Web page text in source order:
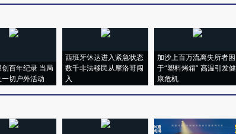
百年纪录 当局
切户外活动
西班牙休达进入紧急状态
数千非法移民从摩洛哥闯
入
加沙上百万流离失所者困
于“塑料烤箱” 高温引发健
康危机